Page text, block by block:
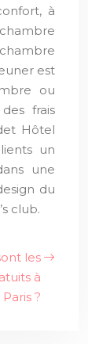
à
est
ou
frais
Hôtel
un
une
du
club.
les
à
?